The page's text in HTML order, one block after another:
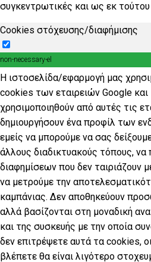
συγκεντρωτικές και ως εκ
Cookies στόχευσης/διαφήμισης
non-necessary-el
Η ιστοσελίδα/εφαρμογή μας
cookies των εταιρειών Google
χρησιμοποιηθούν από αυτές τις
δημιουργήσουν ένα προφίλ των
εμείς να μπορούμε να σας
άλλους διαδικτυακούς τόπους,
διαφημίσεων που δεν ταιριάζουν
να μετρούμε την
καμπάνιας. Δεν αποθηκεύουν
αλλά βασίζονται στη μοναδική
και της συσκευής με την οποία
δεν επιτρέψετε αυτά τα cookies,
βλέπετε θα είναι λιγότερο